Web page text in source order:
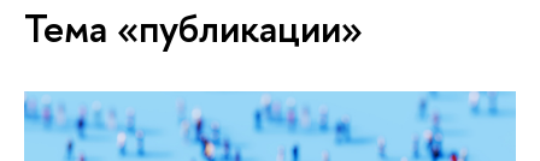
Тема «публикации»